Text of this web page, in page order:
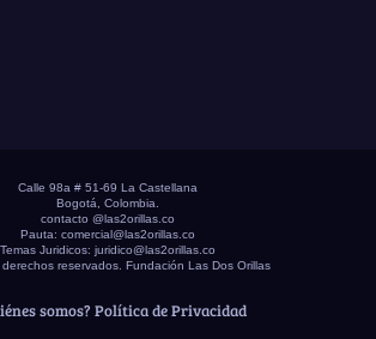
Calle 98a # 51-69 La Castellana
Bogotá, Colombia.
contacto @las2orillas.co
Pauta: comercial@las2orillas.co
Temas Juridicos: juridico@las2orillas.co
derechos reservados. Fundación Las Dos Orillas
somos? Política de Privacidad